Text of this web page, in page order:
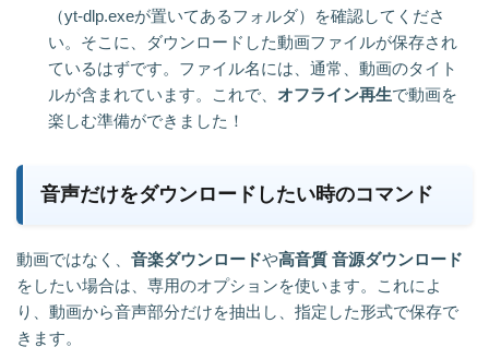
（yt-dlp.exeが置いてあるフォルダ）を確認してくださ
い。そこに、ダウンロードした動画ファイルが保存され
ているはずです。ファイル名には、通常、動画のタイト
ルが含まれています。これで、 オフライン再生で動画を
楽しむ準備ができました！
音声だけをダウンロードしたい時のコマンド
動画ではなく、 音楽ダウンロードや高音質 音源ダウンロード
をしたい場合は、専用のオプションを使います。これによ
り、動画から音声部分だけを抽出し、指定した形式で保存で
きます。